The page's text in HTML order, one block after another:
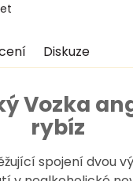
Diskuze
Vozka
rybíz
spojení dvou